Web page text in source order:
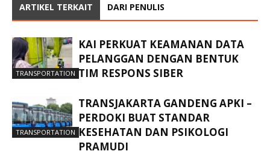
ARTIKEL TERKAIT DARI PENULIS
TRANSPORTATION
KAI PERKUAT KEAMANAN DATA
PELANGGAN DENGAN BENTUK
TIM RESPONS SIBER
TRANSPORTATION
TRANSJAKARTA GANDENG APKI –
PERDOKI BUAT STANDAR
KESEHATAN DAN PSIKOLOGI
PRAMUDI